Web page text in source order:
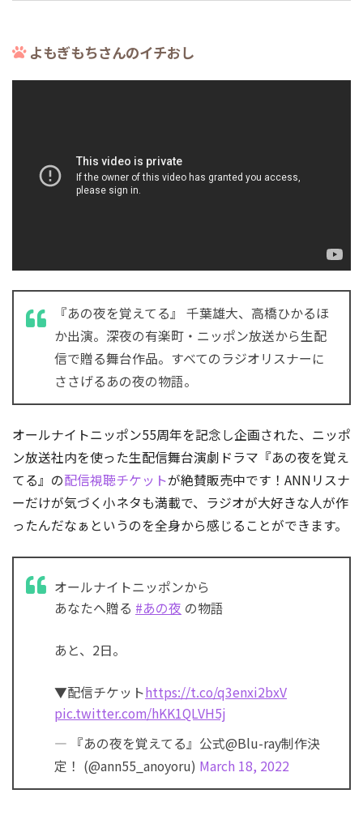
よもぎもちさんのイチおし
『あの夜を覚えてる』 千葉雄大、高橋ひかるほ
か出演。深夜の有楽町・ニッポン放送から生配
信で贈る舞台作品。すべてのラジオリスナーに
ささげるあの夜の物語。
オールナイトニッポン55周年を記念し企画された、ニッポ
ン放送社内を使った生配信舞台演劇ドラマ『あの夜を覚え
てる』の配信視聴チケットが絶賛販売中です！ANNリスナ
ーだけが気づく小ネタも満載で、ラジオが大好きな人が作
ったんだなぁというのを全身から感じることができます。
オールナイトニッポンから
あなたへ贈る #あの夜 の物語
あと、2日。
▼配信チケットhttps://t.co/q3enxi2bxV
pic.twitter.com/hKK1QLVH5j
— 『あの夜を覚えてる』公式@Blu-ray制作決
定！ (@ann55_anoyoru) March 18, 2022